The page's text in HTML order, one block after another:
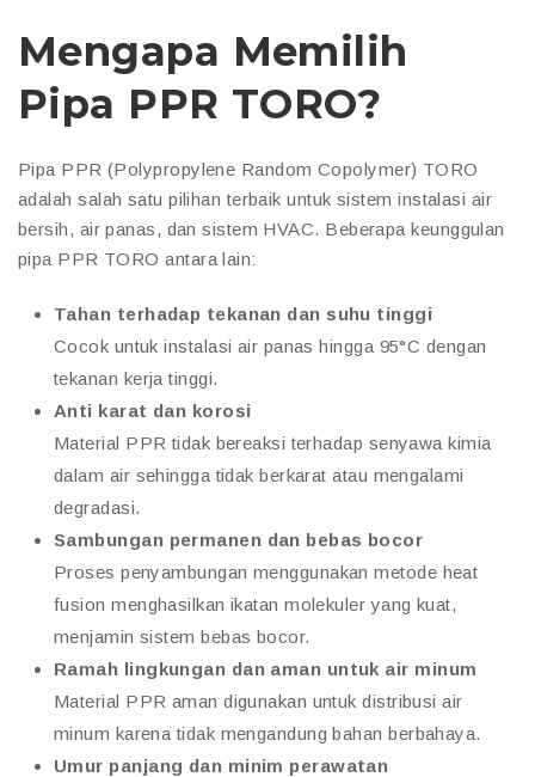
Mengapa Memilih
Pipa PPR TORO?
Pipa PPR (Polypropylene Random Copolymer) TORO
adalah salah satu pilihan terbaik untuk sistem instalasi air
bersih, air panas, dan sistem HVAC. Beberapa keunggulan
pipa PPR TORO antara lain:
Tahan terhadap tekanan dan suhu tinggi
Cocok untuk instalasi air panas hingga 95°C dengan
tekanan kerja tinggi.
Anti karat dan korosi
Material PPR tidak bereaksi terhadap senyawa kimia
dalam air sehingga tidak berkarat atau mengalami
degradasi.
Sambungan permanen dan bebas bocor
Proses penyambungan menggunakan metode heat
fusion menghasilkan ikatan molekuler yang kuat,
menjamin sistem bebas bocor.
Ramah lingkungan dan aman untuk air minum
Material PPR aman digunakan untuk distribusi air
minum karena tidak mengandung bahan berbahaya.
Umur panjang dan minim perawatan